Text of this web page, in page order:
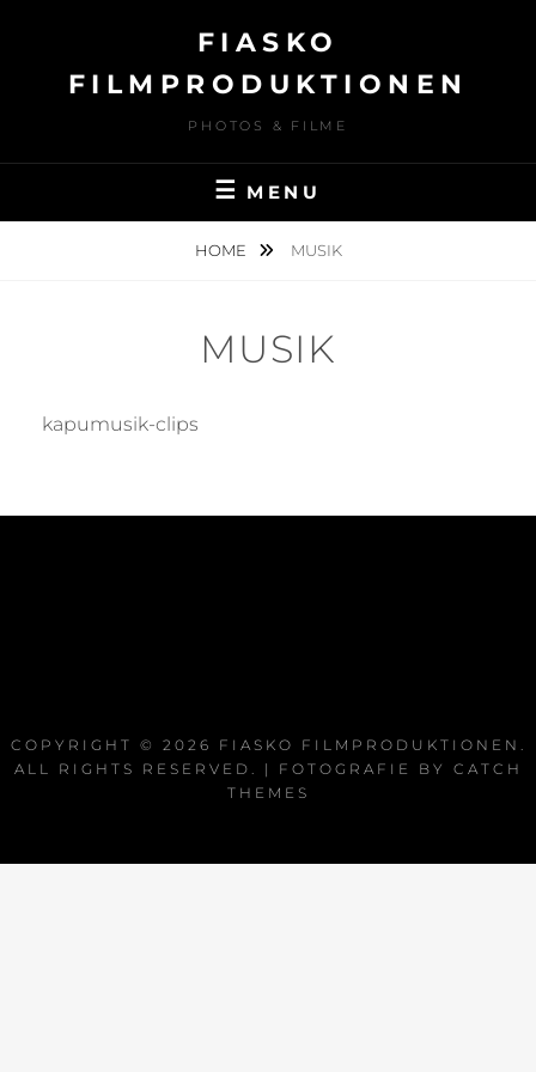
content
FIASKO
FILMPRODUKTIONEN
PHOTOS & FILME
MENU
HOME MUSIK
MUSIK
kapumusik-clips
COPYRIGHT © 2026 FIASKO FILMPRODUKTIONEN .
ALL RIGHTS RESERVED. | FOTOGRAFIE BY CATCH
THEMES